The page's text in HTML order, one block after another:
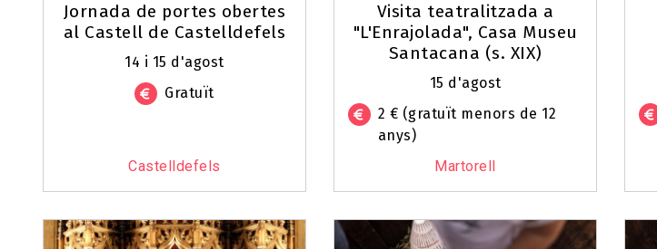
Jornada de portes obertes
al Castell de Castelldefels
14 i 15 d'agost
Gratuït
Castelldefels
Visita teatralitzada a
"L'Enrajolada", Casa Museu
Santacana (s. XIX)
15 d'agost
2 € (gratuït menors de 12
anys)
Martorell